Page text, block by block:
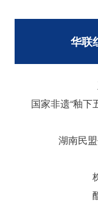
华联
国家非遗“釉下
湖南民